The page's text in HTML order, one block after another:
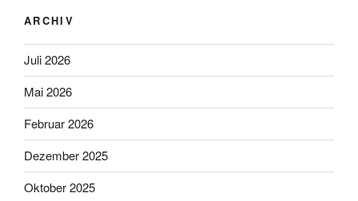
ARCHIV
Juli 2026
Mai 2026
Februar 2026
Dezember 2025
Oktober 2025